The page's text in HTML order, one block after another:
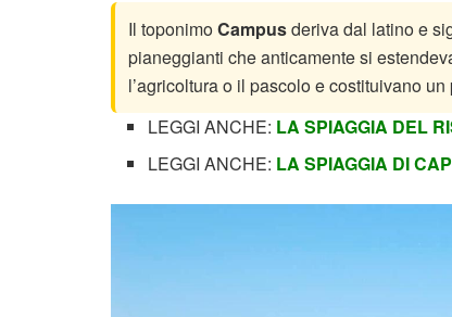
Il toponimoCampusderiva dal latino e
pianeggianti che anticamente si
l’agricoltura o il pascolo e costituivano
LEGGI ANCHE: LA SPIAGGIA DEL
LEGGI ANCHE: LA SPIAGGIA DI